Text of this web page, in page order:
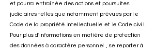
et pourra entraînée des actions et poursuites
judiciaires telles que notamment prévues par le
Code de la propriété intellectuelle et le Code civil.
Pour plus d'informations en matière de protection
des données à caractère personnel , se reporter à